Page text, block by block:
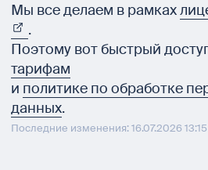
Мы все делаем в рамках
.
Поэтому вот быстрый
тарифам
и политике по обработке
данных.
Последние изменения: 16.07.2026 13:15